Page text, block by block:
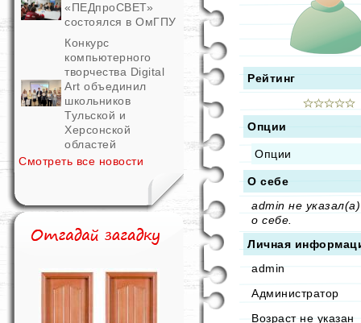
«ПЕДпроСВЕТ»
состоялся в ОмГПУ
Конкурс
компьютерного
творчества Digital
Art объединил
школьников
Тульской и
Херсонской
областей
Смотреть все новости
Рейтинг
Опции
Опции
О себе
admin не
о себе.
Личная
admin
Администратор
Возраст не указан